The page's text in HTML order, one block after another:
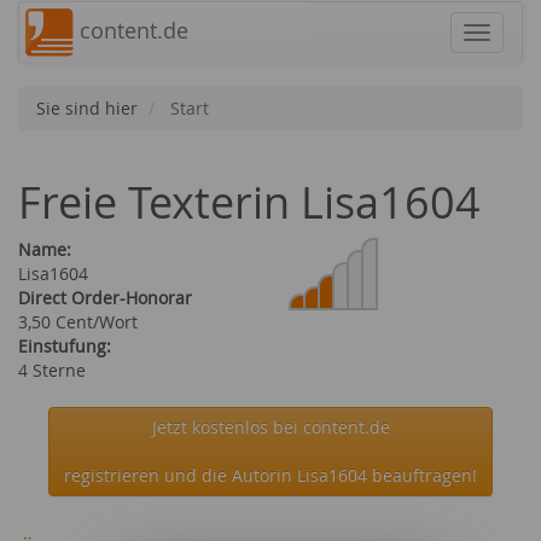
content.de
Sie sind hier Start
Freie Texterin Lisa1604
Name:
Lisa1604
Direct Order-Honorar
3,50 Cent/Wort
Einstufung:
4 Sterne
Jetzt kostenlos bei content.de
registrieren und die Autorin Lisa1604 beauftragen!